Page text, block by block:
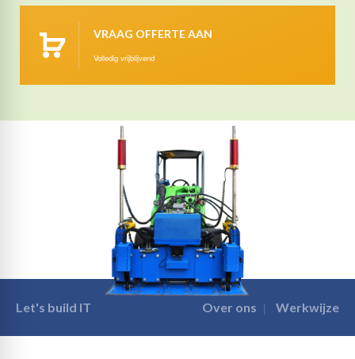
VRAAG OFFERTE AAN
Volledig vrijblijvend
Let's build IT Over ons Werkwijze